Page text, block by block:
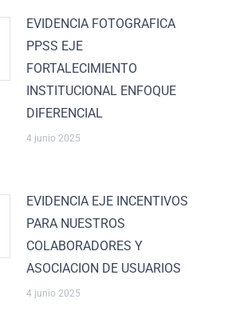
EVIDENCIA FOTOGRAFICA
PPSS EJE
FORTALECIMIENTO
INSTITUCIONAL ENFOQUE
DIFERENCIAL
4 junio 2025
EVIDENCIA EJE INCENTIVOS
PARA NUESTROS
COLABORADORES Y
ASOCIACION DE USUARIOS
4 junio 2025